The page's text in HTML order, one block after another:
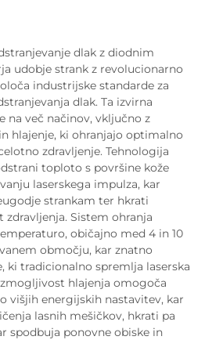
dlak z diodnim
udobje strank z revolucionarno
industrijske standarde za
dlak. Ta izvirna
na več načinov, vključno z
hlajenje, ki ohranjajo optimalno
zdravljenje. Tehnologija
toploto s površine kože
laserskega impulza, kar
strankam ter hkrati
Sistem ohranja
običajno med 4 in 10
območju, kar znatno
ki tradicionalno spremlja laserska
hlajenja omogoča
višjih energijskih nastavitev, kar
lasnih mešičkov, hkrati pa
spodbuja ponovne obiske in